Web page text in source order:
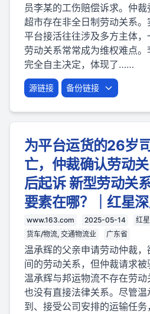
员李某的工伤赔偿诉求。仲
超市存在非全日制劳动关系
平台接活往往涉及多方主体
劳动关系常常成为维权难点
完全自主决定，体现了……
源链接 备份链接
为平台运货的26岁
亡，仲裁确认劳动
后起诉 新型劳动关
要素在哪？｜红星
www.163.com 2025-05-14 红
货车/物流, 交通物流业
广东省
温承辉的父亲申请劳动仲裁
间的劳动关系，但仲裁请求被
温承辉与邦运物流不存在劳
也没有直接法律关系。尽管
到、接受公司安排的运输任